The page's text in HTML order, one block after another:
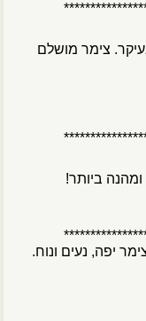
צימר מושלם
ביותר!
יפה, נעים ונוח.